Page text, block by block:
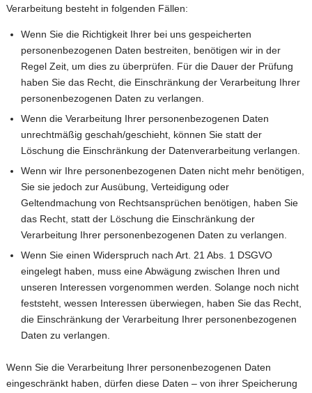
Verarbeitung besteht in folgenden Fällen:
Wenn Sie die Richtigkeit Ihrer bei uns gespeicherten
personenbezogenen Daten bestreiten, benötigen wir in der
Regel Zeit, um dies zu überprüfen. Für die Dauer der Prüfung
haben Sie das Recht, die Einschränkung der Verarbeitung Ihrer
personenbezogenen Daten zu verlangen.
Wenn die Verarbeitung Ihrer personenbezogenen Daten
unrechtmäßig geschah/geschieht, können Sie statt der
Löschung die Einschränkung der Datenverarbeitung verlangen.
Wenn wir Ihre personenbezogenen Daten nicht mehr benötigen,
Sie sie jedoch zur Ausübung, Verteidigung oder
Geltendmachung von Rechtsansprüchen benötigen, haben Sie
das Recht, statt der Löschung die Einschränkung der
Verarbeitung Ihrer personenbezogenen Daten zu verlangen.
Wenn Sie einen Widerspruch nach Art. 21 Abs. 1 DSGVO
eingelegt haben, muss eine Abwägung zwischen Ihren und
unseren Interessen vorgenommen werden. Solange noch nicht
feststeht, wessen Interessen überwiegen, haben Sie das Recht,
die Einschränkung der Verarbeitung Ihrer personenbezogenen
Daten zu verlangen.
Wenn Sie die Verarbeitung Ihrer personenbezogenen Daten
eingeschränkt haben, dürfen diese Daten – von ihrer Speicherung